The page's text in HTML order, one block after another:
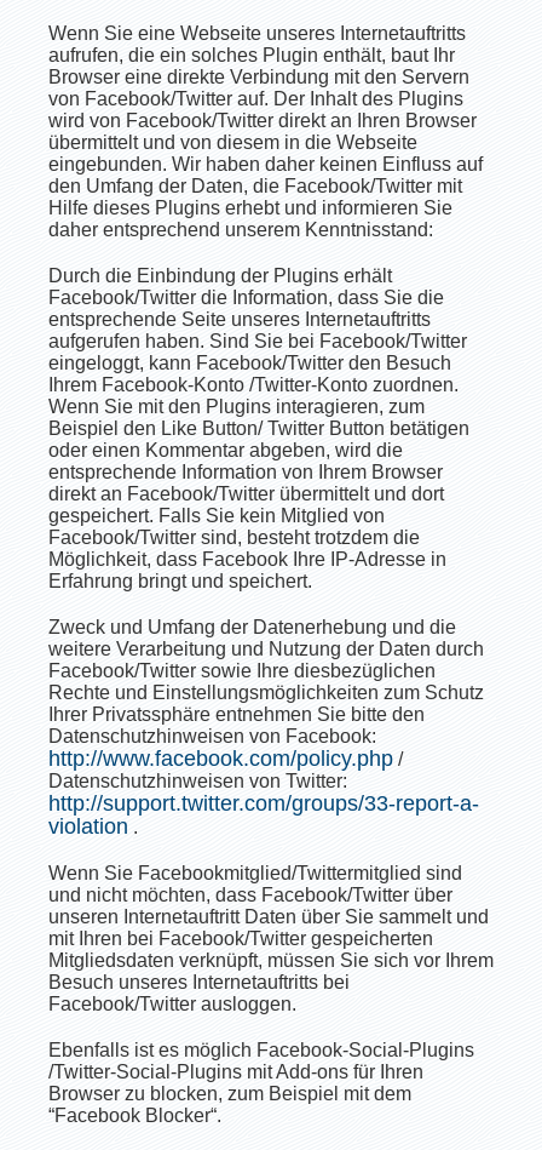
Wenn Sie eine Webseite unseres Internetauftritts
aufrufen, die ein solches Plugin enthält, baut Ihr
Browser eine direkte Verbindung mit den Servern
von Facebook/Twitter auf. Der Inhalt des Plugins
wird von Facebook/Twitter direkt an Ihren Browser
übermittelt und von diesem in die Webseite
eingebunden. Wir haben daher keinen Einfluss auf
den Umfang der Daten, die Facebook/Twitter mit
Hilfe dieses Plugins erhebt und informieren Sie
daher entsprechend unserem Kenntnisstand:
Durch die Einbindung der Plugins erhält
Facebook/Twitter die Information, dass Sie die
entsprechende Seite unseres Internetauftritts
aufgerufen haben. Sind Sie bei Facebook/Twitter
eingeloggt, kann Facebook/Twitter den Besuch
Ihrem Facebook-Konto /Twitter-Konto zuordnen.
Wenn Sie mit den Plugins interagieren, zum
Beispiel den Like Button/ Twitter Button betätigen
oder einen Kommentar abgeben, wird die
entsprechende Information von Ihrem Browser
direkt an Facebook/Twitter übermittelt und dort
gespeichert. Falls Sie kein Mitglied von
Facebook/Twitter sind, besteht trotzdem die
Möglichkeit, dass Facebook Ihre IP-Adresse in
Erfahrung bringt und speichert.
Zweck und Umfang der Datenerhebung und die
weitere Verarbeitung und Nutzung der Daten durch
Facebook/Twitter sowie Ihre diesbezüglichen
Rechte und Einstellungsmöglichkeiten zum Schutz
Ihrer Privatssphäre entnehmen Sie bitte den
Datenschutzhinweisen von Facebook:
http://www.facebook.com/policy.php /
Datenschutzhinweisen von Twitter:
http://support.twitter.com/groups/33-report-a-
violation .
Wenn Sie Facebookmitglied/Twittermitglied sind
und nicht möchten, dass Facebook/Twitter über
unseren Internetauftritt Daten über Sie sammelt und
mit Ihren bei Facebook/Twitter gespeicherten
Mitgliedsdaten verknüpft, müssen Sie sich vor Ihrem
Besuch unseres Internetauftritts bei
Facebook/Twitter ausloggen.
Ebenfalls ist es möglich Facebook-Social-Plugins
/Twitter-Social-Plugins mit Add-ons für Ihren
Browser zu blocken, zum Beispiel mit dem
“Facebook Blocker“.